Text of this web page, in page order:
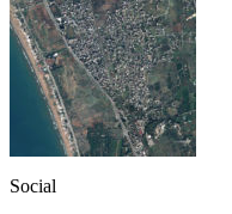
Social